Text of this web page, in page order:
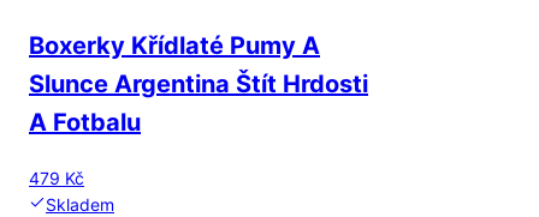
Boxerky Křídlaté Pumy A
Slunce Argentina Štít Hrdosti
A Fotbalu
479 Kč
Skladem